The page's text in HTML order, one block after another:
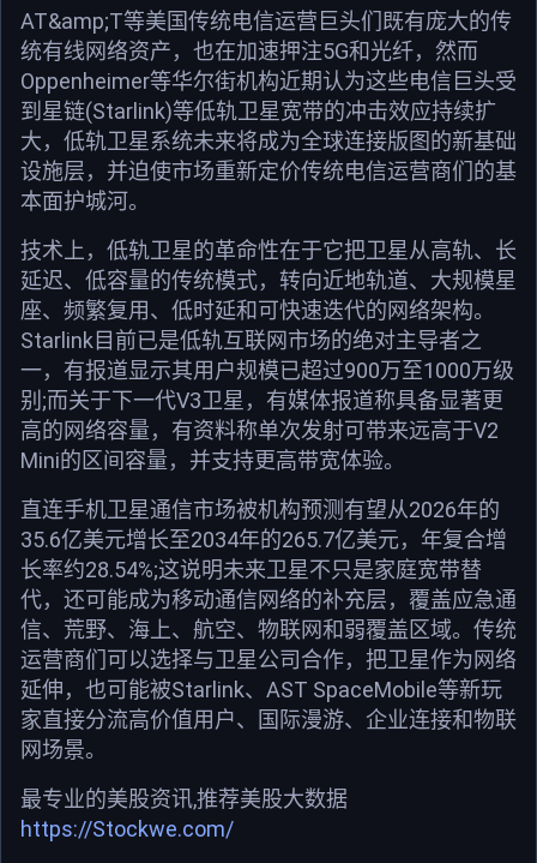
AT&amp;T等美国传统电信运营巨头们既有庞大的传
统有线网络资产，也在加速押注5G和光纤，然而
Oppenheimer等华尔街机构近期认为这些电信巨头受
到星链(Starlink)等低轨卫星宽带的冲击效应持续扩
大，低轨卫星系统未来将成为全球连接版图的新基础
设施层，并迫使市场重新定价传统电信运营商们的基
本面护城河。
技术上，低轨卫星的革命性在于它把卫星从高轨、长
延迟、低容量的传统模式，转向近地轨道、大规模星
座、频繁复用、低时延和可快速迭代的网络架构。
Starlink目前已是低轨互联网市场的绝对主导者之
一，有报道显示其用户规模已超过900万至1000万级
别;而关于下一代V3卫星，有媒体报道称具备显著更
高的网络容量，有资料称单次发射可带来远高于V2
Mini的区间容量，并支持更高带宽体验。
直连手机卫星通信市场被机构预测有望从2026年的
35.6亿美元增长至2034年的265.7亿美元，年复合增
长率约28.54%;这说明未来卫星不只是家庭宽带替
代，还可能成为移动通信网络的补充层，覆盖应急通
信、荒野、海上、航空、物联网和弱覆盖区域。传统
运营商们可以选择与卫星公司合作，把卫星作为网络
延伸，也可能被Starlink、AST SpaceMobile等新玩
家直接分流高价值用户、国际漫游、企业连接和物联
网场景。
最专业的美股资讯,推荐美股大数据
https://Stockwe.com/